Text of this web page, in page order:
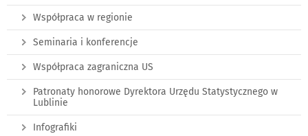
Współpraca w regionie
Seminaria i konferencje
Współpraca zagraniczna US
Patronaty honorowe Dyrektora Urzędu Statystycznego w
Lublinie
Infografiki